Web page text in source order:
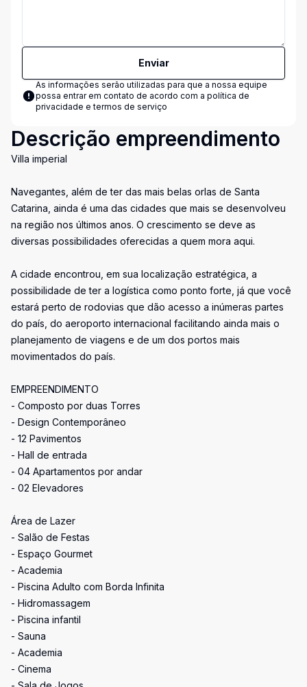
Enviar
As informações serão utilizadas para que a nossa equipe
possa entrar em contato de acordo com a política de
privacidade e termos de serviço
Descrição empreendimento
Villa imperial
Navegantes, além de ter das mais belas orlas de Santa
Catarina, ainda é uma das cidades que mais se desenvolveu
na região nos últimos anos. O crescimento se deve as
diversas possibilidades oferecidas a quem mora aqui.
A cidade encontrou, em sua localização estratégica, a
possibilidade de ter a logística como ponto forte, já que você
estará perto de rodovias que dão acesso a inúmeras partes
do país, do aeroporto internacional facilitando ainda mais o
planejamento de viagens e de um dos portos mais
movimentados do país.
EMPREENDIMENTO
- Composto por duas Torres
- Design Contemporâneo
- 12 Pavimentos
- Hall de entrada
- 04 Apartamentos por andar
- 02 Elevadores
Área de Lazer
- Salão de Festas
- Espaço Gourmet
- Academia
- Piscina Adulto com Borda Infinita
- Hidromassagem
- Piscina infantil
- Sauna
- Academia
- Cinema